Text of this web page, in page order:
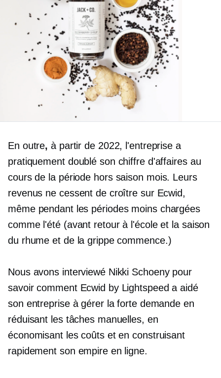
En outre,à partir de 2022, l'entreprise a
pratiquement doublé son chiffre d'affaires au
cours de la période hors saison mois. Leurs
revenus ne cessent de croître sur Ecwid,
même pendant les périodes moins chargées
comme l'été (avant retour à l'écoleet la saison
du rhume et de la grippe commence.)
Nous avons interviewé Nikki Schoeny pour
savoir comment Ecwid by Lightspeed a aidé
son entreprise à gérer la forte demande en
réduisant les tâches manuelles, en
économisant les coûts et en construisant
rapidement son empire en ligne.